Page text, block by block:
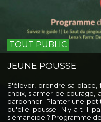
TOUT PUBLIC
JEUNE POUSSE
S'élever, prendre sa
choix, s'armer de courage,
pardonner. Planter une
qu'elle pousse. N'y-a-t-il
s'émancipe ? Programme